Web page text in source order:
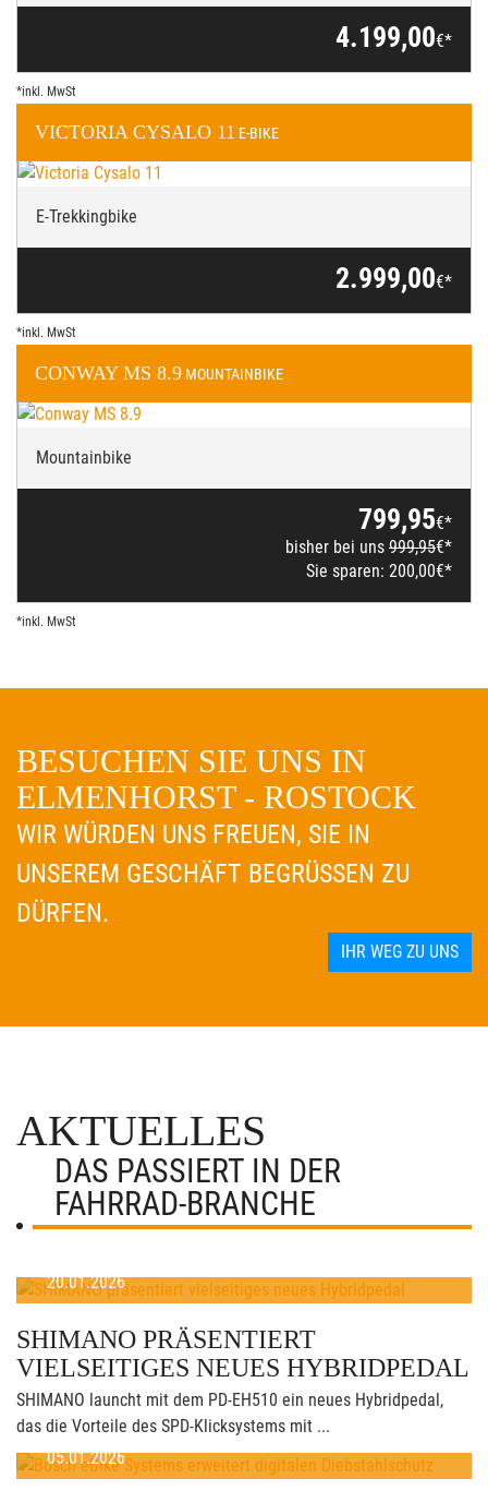
4.199,00€*
*inkl. MwSt
VICTORIA CYSALO 11 E-BIKE
E-Trekkingbike
2.999,00€*
*inkl. MwSt
CONWAY MS 8.9 MOUNTAINBIKE
Mountainbike
799,95€*
bisher bei uns 999,95€*
Sie sparen: 200,00€*
*inkl. MwSt
BESUCHEN SIE UNS IN
ELMENHORST - ROSTOCK
WIR WÜRDEN UNS FREUEN, SIE IN
UNSEREM GESCHÄFT BEGRÜSSEN ZU D
ÜRFEN.
IHR WEG ZU UNS
AKTUELLES
DAS PASSIERT IN DER
FAHRRAD-BRANCHE
20.01.2026
SHIMANO PRÄSENTIERT
VIELSEITIGES NEUES HYBRIDPEDAL
SHIMANO launcht mit dem PD-EH510 ein neues Hybridpedal,
das die Vorteile des SPD-Klicksystems mit ...
05.01.2026